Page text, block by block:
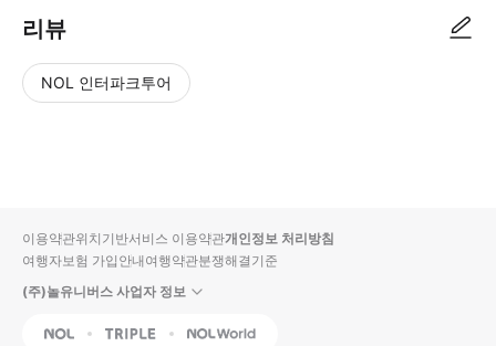
리뷰
NOL 인터파크투어
입니
다.
순
상
이용약관위치기반서비스 이용약관개인정보 처리방침
여행자보험 가입안내여행약관분쟁해결기준
(주)놀유니버스 사업자 정보
NOL Triple Interpark Global